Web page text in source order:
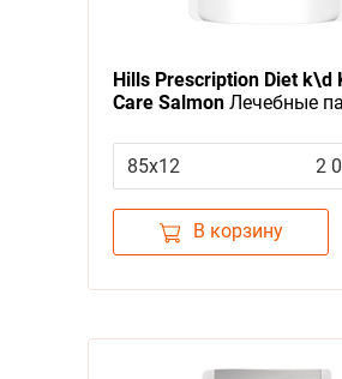
Hills Prescription Diet k\d
Care SalmonЛечебные
Заболеваниях Почек
за упаковку)
85x12 2
В корзину